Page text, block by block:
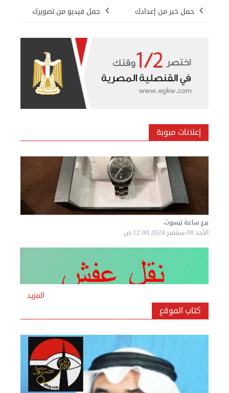
حمل خبر من إعدادك حمل فيديو من تصويرك
إعلانات مبوبة
بيع ساعة تيسوت
نقل عفش المنطقه العاشره 50636444 فك وتركيب ...
المزيد
كتاب الموقع